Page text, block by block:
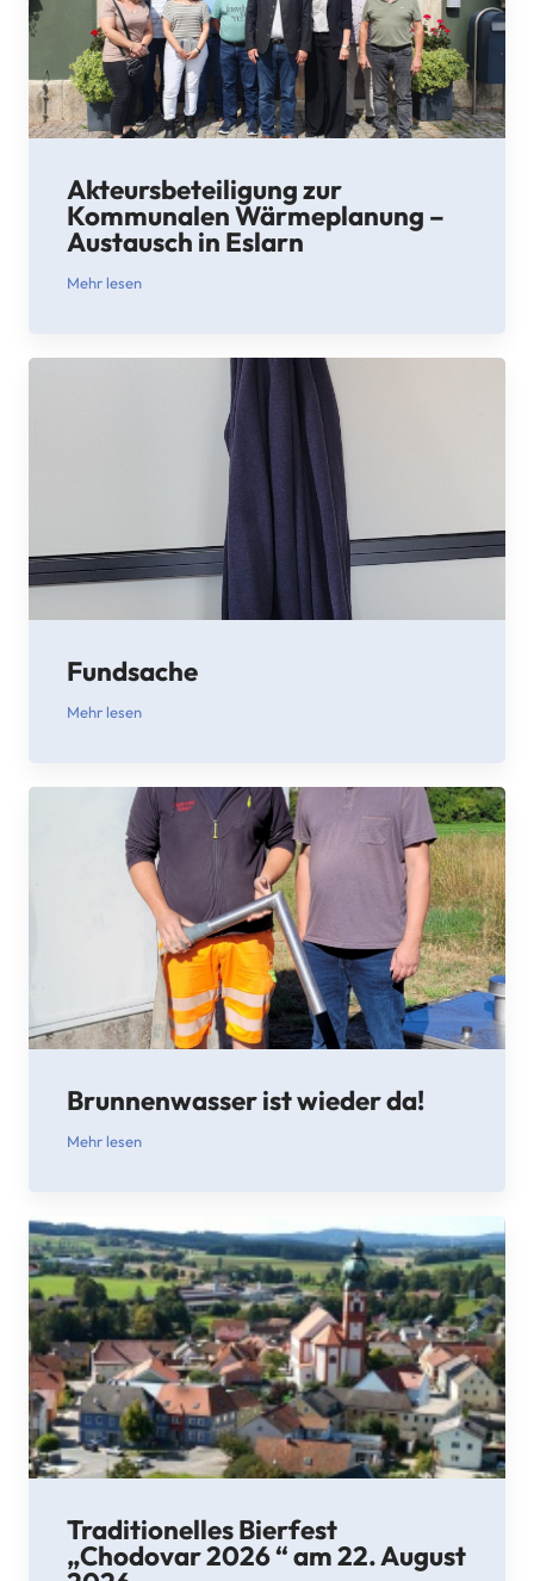
Akteursbeteiligung zur
Kommunalen Wärmeplanung –
Austausch in Eslarn
Mehr lesen
Fundsache
Mehr lesen
Brunnenwasser ist wieder da!
Mehr lesen
Traditionelles Bierfest
„Chodovar 2026 “ am 22. August